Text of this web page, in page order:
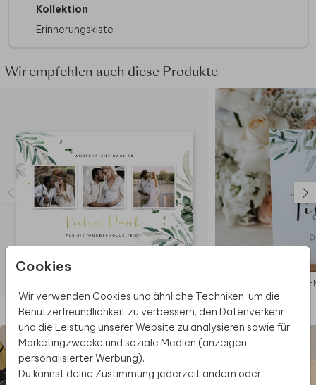
Cookies
Wir verwenden Cookies und ähnliche Techniken, um die
Benutzerfreundlichkeit zu verbessern, den Datenverkehr
und die Leistung unserer Website zu analysieren sowie für
Marketingzwecke und soziale Medien (anzeigen
personalisierter Werbung).
Du kannst deine Zustimmung jederzeit ändern oder
x 13 cm
Material:Kiefernholz
Bedruckung:
Weißdruck und Foliendruck:Nicht möglich
Einzeln versendet mit Tracking-
Naturprodukt:
Holzstruktur und -farbe
können variieren
Hinweis:Die Farbe des Drucks kann dunkler
erscheinen, da der Hintergrund nicht weiß
ist. Große Farbflächen werden nicht
empfohlen.
Kollektion
Erinnerungskiste
Wir empfehlen auch diese Produkte
Diese Produkte könnten dir auch gefallen